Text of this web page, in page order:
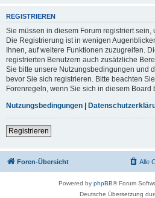
REGISTRIEREN
Sie müssen in diesem Forum registriert sein,
Die Registrierung ist in wenigen
Ihnen, auf weitere Funktionen zuzugreifen.
registrierten Benutzern auch zusätzliche
Sie bitte unsere Nutzungsbedingungen und
bevor Sie sich registrieren. Bitte beachten
Forenregeln, wenn Sie sich in diesem Board
Nutzungsbedingungen |
Registrieren
Foren-Übersicht Alle
Powered by phpBB® Forum
Deutsche Übersetzung